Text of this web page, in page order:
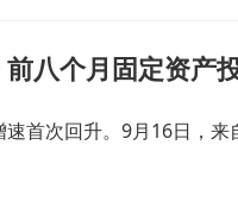
八个月固定资产
首次回升。9月16日，